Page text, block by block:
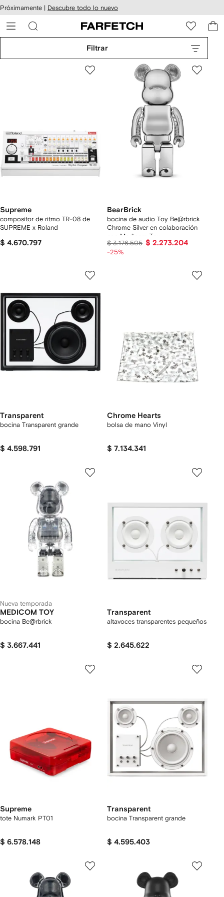
al
Próximamente | Descubre todo lo nuevo
Filtrar
Supreme
compositor de ritmo TR-08 de
SUPREME x Roland
$ 4.670.797
BearBrick
bocina de audio Toy Be@rbrick
Chrome Silver en colaboración
con Medicom Toy
$ 3.176.505 $ 2.273.204
-25%
Transparent
bocina Transparent grande
$ 4.598.791
Chrome Hearts
bolsa de mano Vinyl
$ 7.134.341
Nueva temporada
MEDICOM TOY
bocina Be@rbrick
$ 3.667.441
Transparent
altavoces transparentes pequeños
$ 2.645.622
Supreme
tote Numark PT01
$ 6.578.148
Transparent
bocina Transparent grande
$ 4.595.403